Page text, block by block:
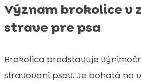
Význam brokolice v
strave pre psa
Brokolica predstavuje
stravovaní psov. Je bohatá na